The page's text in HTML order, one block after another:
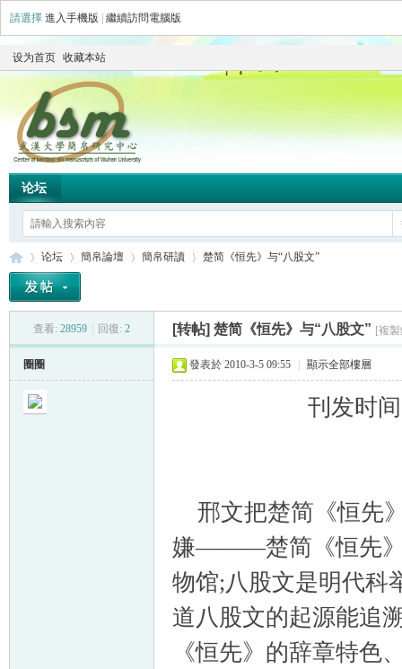
請選擇 進入手機版 繼續訪問電腦版
设为首页 收藏本站
论坛
论坛
›
簡帛論壇
›
簡帛研讀
›
楚简《恒先》与“八股文”
查看: 28959 回復: 2 [转帖] 楚简《恒先》与“八股文” [複
圈圈 發表於 2010-3-5 09:55 顯示全部樓層
刊发时间
邢文把楚简《恒先
嫌———楚简《恒先》
物馆;八股文是明代科
道八股文的起源能追
《恒先》的辞章特色